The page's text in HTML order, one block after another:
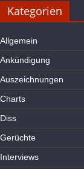
Kategorien
Allgemein
Ankündigung
Auszeichnungen
Charts
Diss
Gerüchte
Interviews